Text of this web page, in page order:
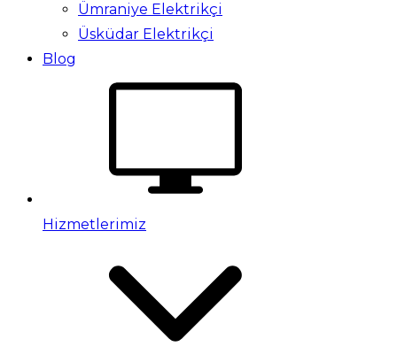
Ümraniye Elektrikçi
Üsküdar Elektrikçi
Blog
Hizmetlerimiz